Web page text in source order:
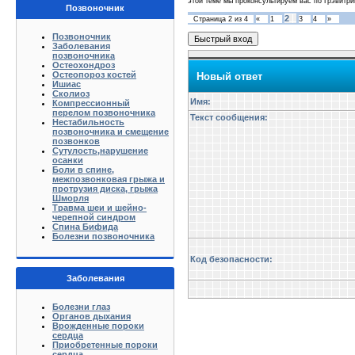
Позвоночник
Позвоночник
Заболевания
позвоночника
Остеохондроз
Остеопороз костей
Ишиас
Сколиоз
Компрессионный
перелом позвоночника
Нестабильность
позвоночника и смещение
позвонков
Сутулость,нарушение
осанки
Боли в спине,
межпозвонковая грыжа и
протрузия диска, грыжа
Шморля
Травма шеи и шейно-
черепной синдром
Спина Бифида
Болезни позвоночника
Заболевания
Болезни глаз
Органов дыхания
Врожденные пороки
сердца
Приобретенные пороки
Страница 2 из 4 « 1 2 3 4 »
Новый ответ
Имя:
Текст сообщения:
Код безопасности: